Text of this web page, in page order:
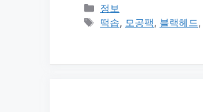
카
테
정보
태
떡솝, 모공팩, 블랙헤드,